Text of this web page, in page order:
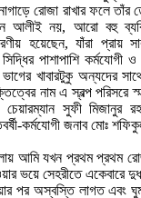
রোজা রাখার ফলে তাঁর
আলীই নয়, আরো বহু
হয়েছেন,যাঁরা প্রায়
পাশাপাশি কর্মযোগী
খাবারটুকু অন্যদের
নাম এ স্বল্প পরিসরে
চেয়ারম্যান সুফী মিজানুর
কর্মযোগী জনাব মোঃ
আমি যখন প্রথম প্রথম
ভয়ে সেহরীতে একেবারে
পর অস্বস্তি লাগত এবং